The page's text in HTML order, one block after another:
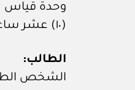
وحدة قياس
(١٠) عشر ساعات سواء داخل القاعة التعليمية أو خارجها.
الطالب:
الشخص